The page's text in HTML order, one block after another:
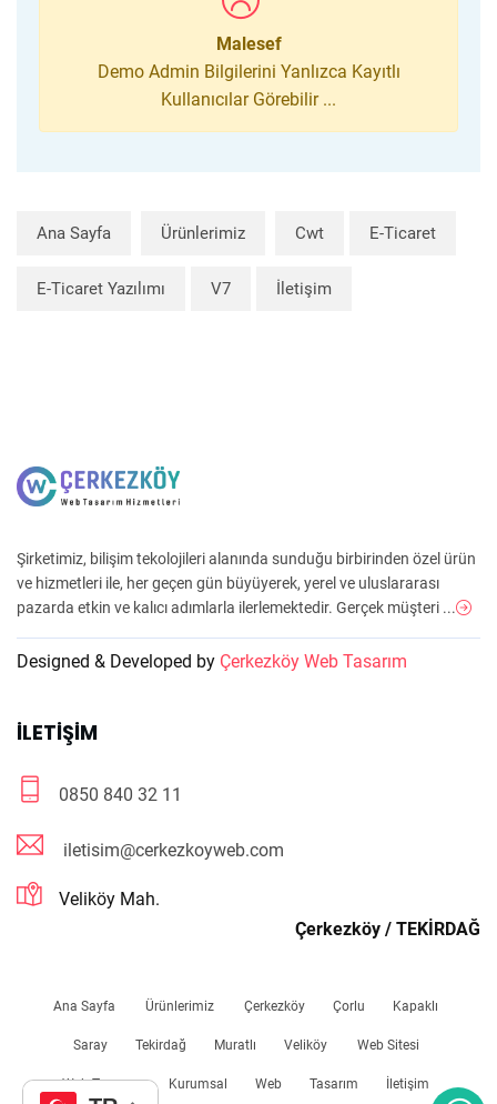
Malesef
Demo Admin Bilgilerini Yanlızca Kayıtlı
Kullanıcılar Görebilir ...
Ana Sayfa Ürünlerimiz Cwt E-Ticaret
E-Ticaret Yazılımı V7 İletişim
Şirketimiz, bilişim tekolojileri alanında sunduğu birbirinden özel ürün
ve hizmetleri ile, her geçen gün büyüyerek, yerel ve uluslararası
pazarda etkin ve kalıcı adımlarla ilerlemektedir. Gerçek müşteri ...
Designed & Developed by Çerkezköy Web Tasarım
İLETIŞIM
0850 840 32 11
iletisim@cerkezkoyweb.com
Veliköy Mah.
Çerkezköy / TEKİRDAĞ
Ana Sayfa Ürünlerimiz Çerkezköy Çorlu Kapaklı
Saray Tekirdağ Muratlı Veliköy Web Sitesi
Web Tasarım Kurumsal Web Tasarım İletişim